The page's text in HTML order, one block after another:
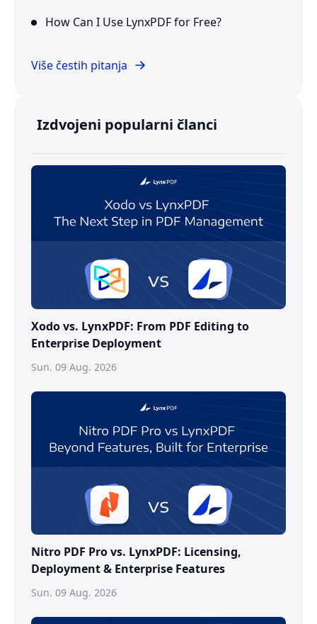
How Can I Use LynxPDF for Free?
Više čestih pitanja
Izdvojeni popularni članci
Xodo vs. LynxPDF: From PDF Editing to
Enterprise Deployment
Sun. 09 Aug. 2026
Nitro PDF Pro vs. LynxPDF: Licensing,
Deployment & Enterprise Features
Sun. 09 Aug. 2026